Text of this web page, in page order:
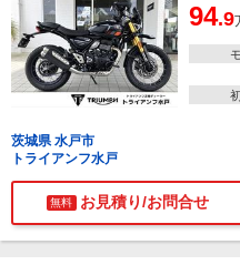
94.9
茨城県 水戸市
トライアンフ水戸
無料 お見積り/お問合せ